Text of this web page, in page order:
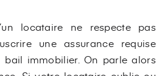
locataire ne respecte pas
une assurance requise
bail immobilier. On parle alors